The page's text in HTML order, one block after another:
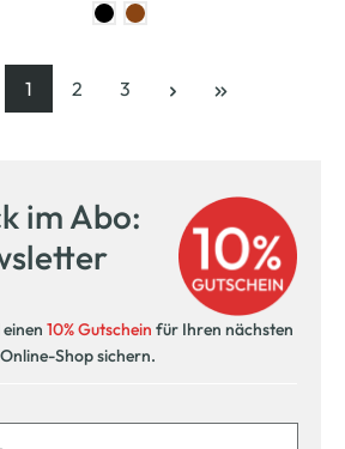
Seite
1
, aktuelle Seite
Seite
2
Seite
3
im Abo:
10% Gutschein für Ihren nächsten
Shop sichern.